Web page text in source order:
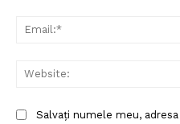
Salvați numele meu,